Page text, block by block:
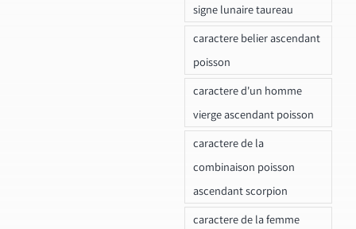
signe lunaire taureau
caractere belier ascendant
poisson
caractere d'un homme
vierge ascendant poisson
caractere de la
combinaison poisson
ascendant scorpion
caractere de la femme